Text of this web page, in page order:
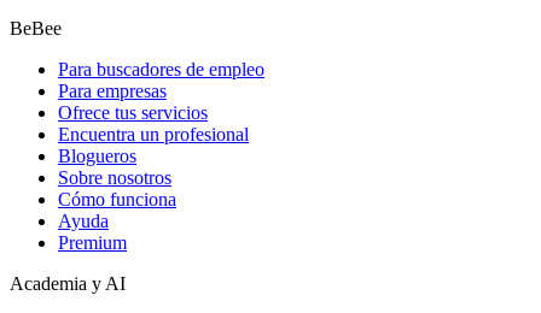
BeBee
Para buscadores de empleo
Para empresas
Ofrece tus servicios
Encuentra un profesional
Blogueros
Sobre nosotros
Cómo funciona
Ayuda
Premium
Academia y AI